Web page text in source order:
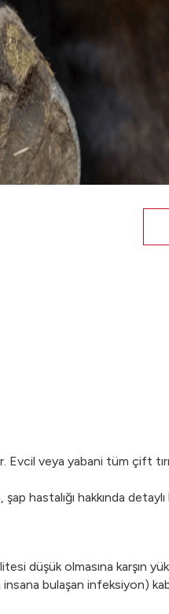
Evcil veya yabani tüm çift
hastalığı hakkında
düşük olmasına karşın
bulaşan infeksiyon)